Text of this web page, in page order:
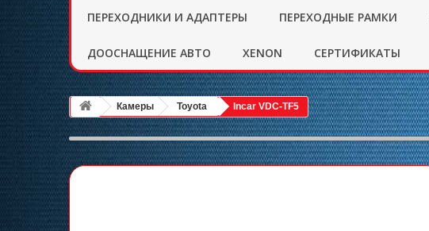
ПЕРЕХОДНИКИ И АДАПТЕРЫ ПЕРЕХОДНЫЕ РАМКИ
ДООСНАЩЕНИЕ АВТО XENON CЕРТИФИКАТЫ
Камеры Toyota Incar VDC-TF5